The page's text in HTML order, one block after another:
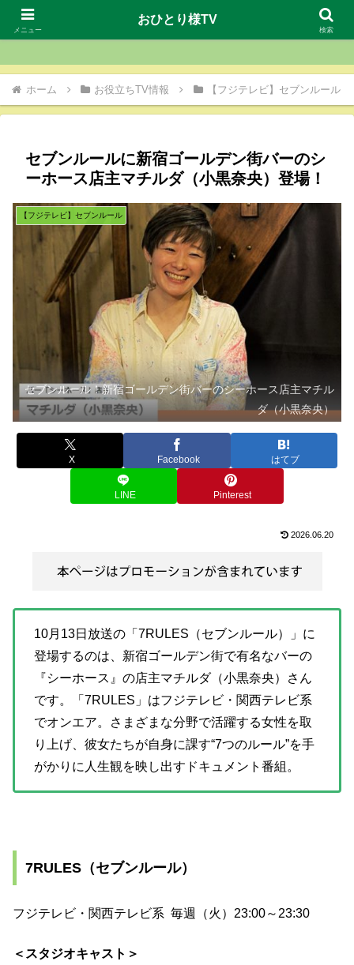
おひとり様TV
ホーム お役立ちTV情報 【フジテレビ】セブンルール
セブンルールに新宿ゴールデン街バーのシ
ーホース店主マチルダ（小黒奈央）登場！
【フジテレビ】セブンルール
セブンルール！新宿ゴールデン街バーのシーホース店主マチル
ダ（小黒奈央）
X Facebook はてブ
LINE Pinterest
2026.06.20
10月13日放送の「7RULES（セブンルール）」に
登場するのは、新宿ゴールデン街で有名なバーの
『シーホース』の店主マチルダ（小黒奈央）さん
です。「7RULES」はフジテレビ・関西テレビ系
でオンエア。さまざまな分野で活躍する女性を取
り上げ、彼女たちが自身に課す“7つのルール”を手
がかりに人生観を映し出すドキュメント番組。
7RULES（セブンルール）
フジテレビ・関西テレビ系 毎週（火）23:00～23:30
＜スタジオキャスト＞
メニュー
おひとり様TV
検索